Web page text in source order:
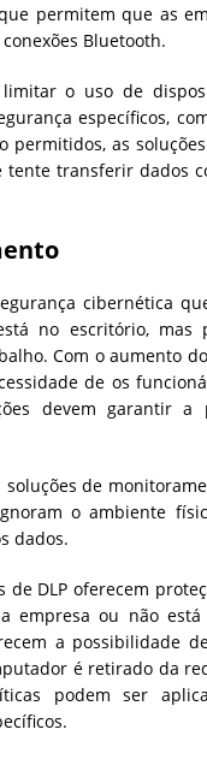
permitem que as
Bluetooth.
o uso de
específicos,
permitidos, as
transferir dados
cibernética
no escritório, mas
Com o aumento
de os
devem garantir a
de
o ambiente
dados.
DLP oferecem
ou não está
a possibilidade
é retirado da
podem ser